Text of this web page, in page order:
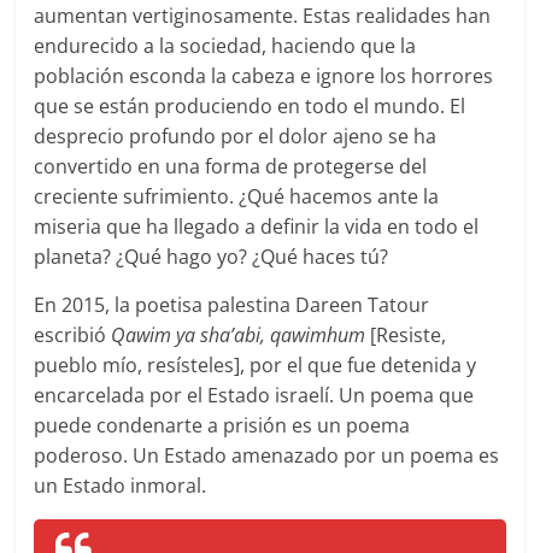
aumentan vertiginosamente. Estas realidades han
endurecido a la sociedad, haciendo que la
población esconda la cabeza e ignore los horrores
que se están produciendo en todo el mundo. El
desprecio profundo por el dolor ajeno se ha
convertido en una forma de protegerse del
creciente sufrimiento. ¿Qué hacemos ante la
miseria que ha llegado a definir la vida en todo el
planeta? ¿Qué hago yo? ¿Qué haces tú?
En 2015, la poetisa palestina Dareen Tatour
escribió Qawim ya sha’abi, qawimhum [Resiste,
pueblo mío, resísteles], por el que fue detenida y
encarcelada por el Estado israelí. Un poema que
puede condenarte a prisión es un poema
poderoso. Un Estado amenazado por un poema es
un Estado inmoral.